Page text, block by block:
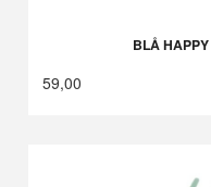
BLÅ
59,00